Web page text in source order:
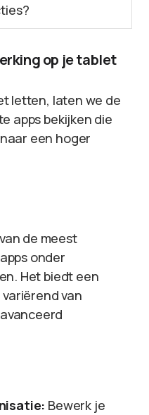
op je tablet
letten, laten we de
apps bekijken die
een hoger
de meest
onder
Het biedt een
van
Bewerk je